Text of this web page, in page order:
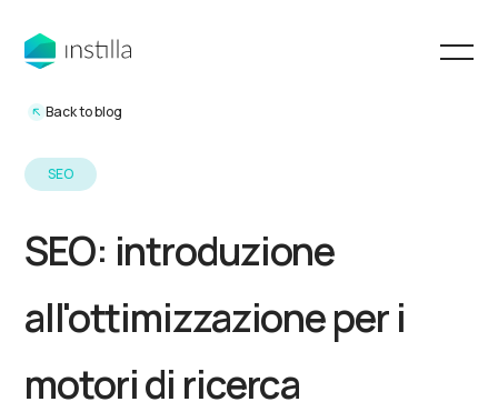
Back to blog
SEO
SEO: introduzione
all'ottimizzazione per i
motori di ricerca